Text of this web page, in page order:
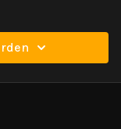
und
Körpers, ein Mittel
indem du